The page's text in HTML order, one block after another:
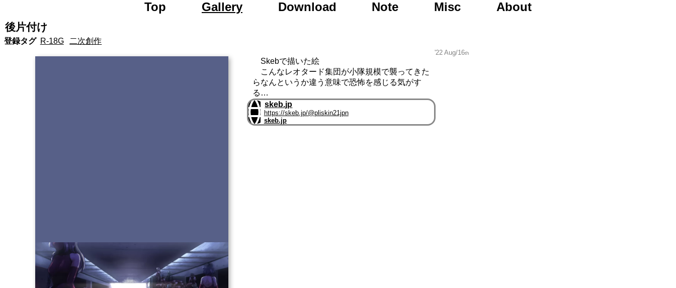
Яoad to Day After Tomorrow...
Top Gallery Download Note Misc About
後片付け
登録タグ R-18G 二次創作
'22 Aug/16th
Skebで描いた絵
こんなレオタード集団が小隊規模で襲ってきた
らなんというか違う意味で恐怖を感じる気がす
る…
skeb.jp
https://skeb.jp/@pliskin21jpn
skeb.jp